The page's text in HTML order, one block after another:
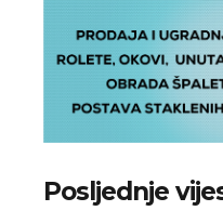
Posljednje